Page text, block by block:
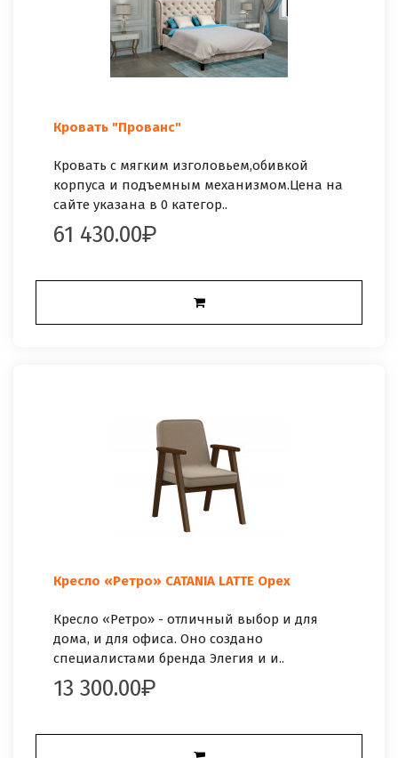
Кровать "Прованс"
Кровать с мягким изголовьем,обивкой
корпуса и подъемным механизмом.Цена на
сайте указана в 0 категор..
61 430.00
Кресло «Ретро» CATANIA LATTE Орех
Кресло «Ретро» - отличный выбор и для
дома, и для офиса. Оно создано
специалистами бренда Элегия и и..
13 300.00